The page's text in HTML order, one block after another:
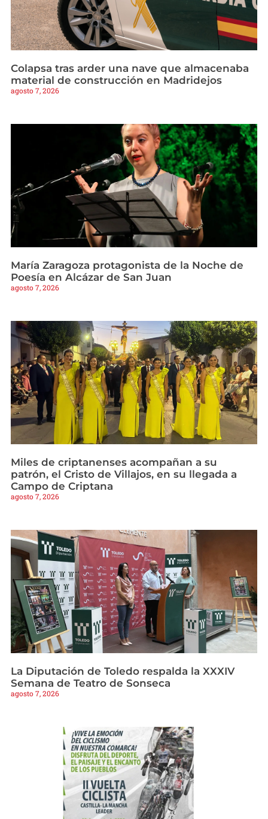
Colapsa tras arder una nave que almacenaba
material de construcción en Madridejos
agosto 7, 2026
María Zaragoza protagonista de la Noche de
Poesía en Alcázar de San Juan
agosto 7, 2026
Miles de criptanenses acompañan a su
patrón, el Cristo de Villajos, en su llegada a
Campo de Criptana
agosto 7, 2026
La Diputación de Toledo respalda la XXXIV
Semana de Teatro de Sonseca
agosto 7, 2026